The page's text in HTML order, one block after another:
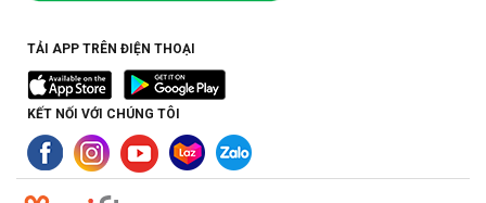
TẢI APP TRÊN ĐIỆN THOẠI
KẾT NỐI VỚI CHÚNG TÔI